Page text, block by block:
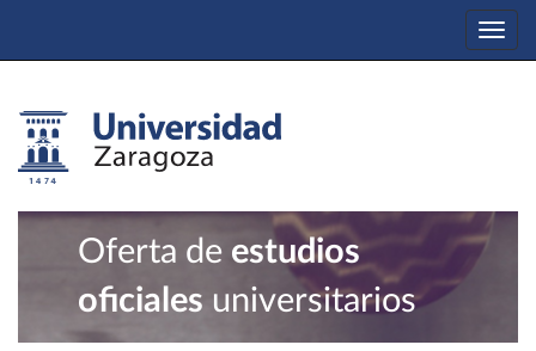
Oferta de estudios
oficiales universitarios